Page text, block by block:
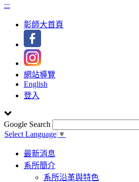
:::
彰師大首頁
網站導覽
English
登入
Google Search
Select Language ▼
Toggle
navigation
最新消息
系所簡介
系所沿革與特色